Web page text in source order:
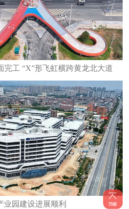
完工 “X”形飞虹横跨黄龙北大道
业园建设进展顺利